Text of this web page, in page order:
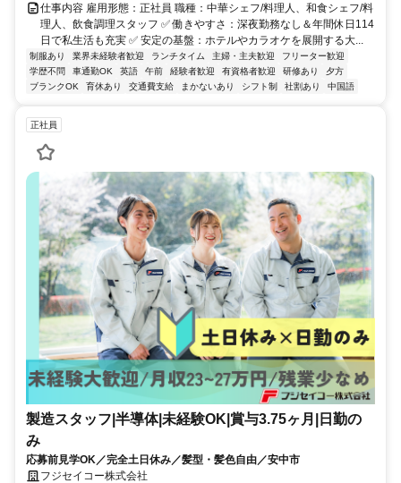
仕事内容 雇用形態：正社員 職種：中華シェフ/料理人、和食シェフ/料
理人、飲食調理スタッフ ✅ 働きやすさ：深夜勤務なし＆年間休日114
日で私生活も充実 ✅ 安定の基盤：ホテルやカラオケを展開する大...
制服あり 業界未経験者歓迎 ランチタイム 主婦・主夫歓迎
フリーター歓迎
学歴不問
車通勤OK 英語 午前 経験者歓迎 有資格者歓迎 研修あり
夕方
ブランクOK
育休あり 交通費支給 まかないあり シフト制 社割あり 中国語
正社員
製造スタッフ|半導体|未経験OK|賞与3.75ヶ月|日勤の
み
応募前見学OK／完全土日休み／髪型・髪色自由／安中市
フジセイコー株式会社